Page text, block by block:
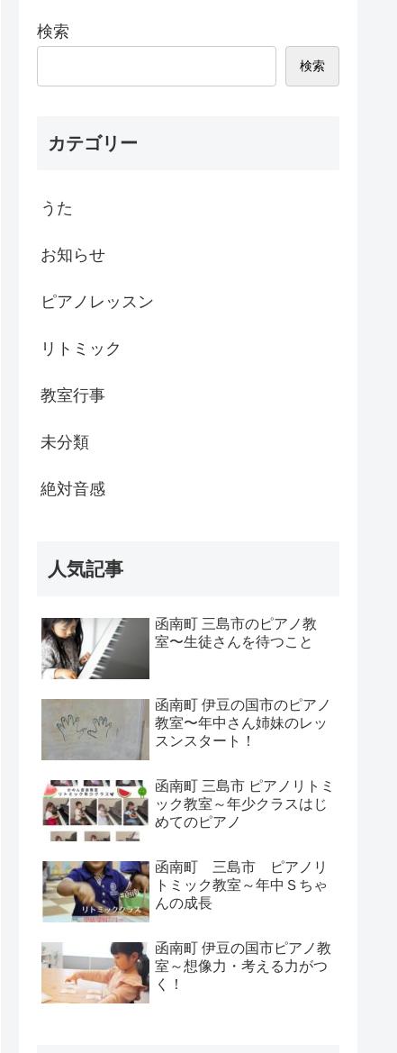
検索
検索
カテゴリー
うた
お知らせ
ピアノレッスン
リトミック
教室行事
未分類
絶対音感
人気記事
函南町 三島市のピアノ教
室〜生徒さんを待つこと
函南町 伊豆の国市のピアノ
教室〜年中さん姉妹のレッ
スンスタート！
函南町 三島市 ピアノリトミ
ック教室～年少クラスはじ
めてのピアノ
函南町 三島市 ピアノリ
トミック教室～年中Ｓちゃ
んの成長
函南町 伊豆の国市ピアノ教
室～想像力・考える力がつ
く！